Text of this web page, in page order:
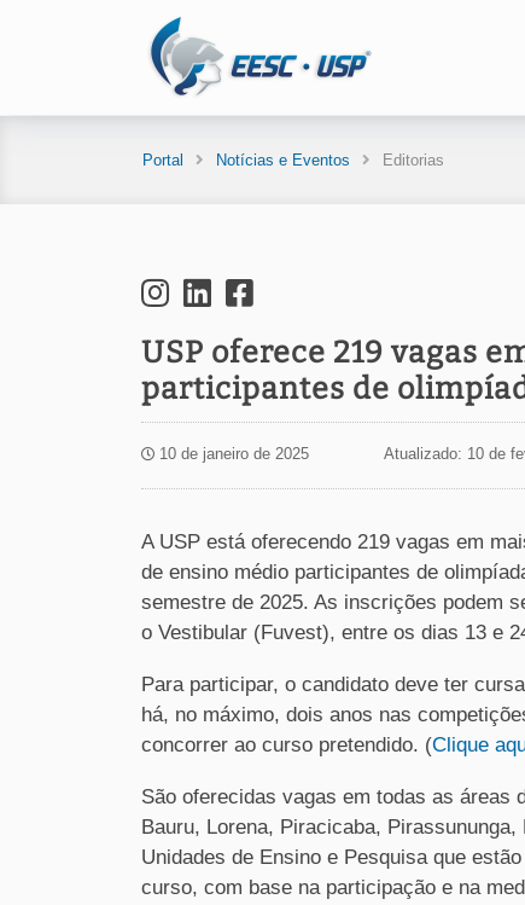
Portal Notícias e Eventos Editorias
USP oferece 219 vagas
participantes de
10 de janeiro de 2025 Atualizado: 10 de
A USP está oferecendo 219 vagas em
de ensino médio participantes de
semestre de 2025. As inscrições podem
o Vestibular (Fuvest), entre os dias 13 e
Para participar, o candidato deve ter
há, no máximo, dois anos nas
concorrer ao curso pretendido. (Clique
São oferecidas vagas em todas as áreas
Bauru, Lorena, Piracicaba,
Unidades de Ensino e Pesquisa que
curso, com base na participação e na